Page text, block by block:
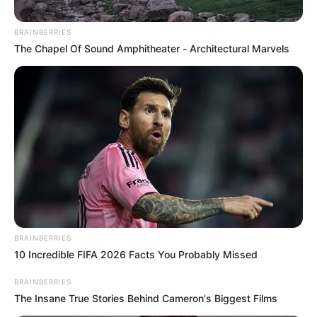
Alcaldía de Soacha
Perico, alcalde de Soacha, pide a Galán replantear el pico
y placa de sábados para carros no matriculados en
Bogotá
Por:
Gustavo Gómez Martínez
Noviembre 14, 2025
BRAINBERRIES
The Chapel Of Sound Amphitheater - Architectural Marvels
BRAINBERRIES
10 Incredible FIFA 2026 Facts You Probably Missed
BRAINBERRIES
The Insane True Stories Behind Cameron's Biggest Films